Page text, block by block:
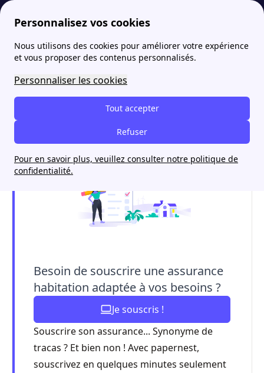
Personnalisez vos cookies
Nous utilisons des cookies pour améliorer votre expérience
et vous proposer des contenus personnalisés.
Personnaliser les cookies
Tout accepter
Refuser
Pour en savoir plus, veuillez consulter notre politique de
confidentialité.
papernest assurance-habitation Garanties assurance habitation : modalités, prime d'assurance, souscription et résiliation
Garanties assurance
habitation : modalités,
prime d'assurance,
souscription et résiliation
Besoin de souscrire une assurance
habitation adaptée à vos besoins ?
Je souscris !
Souscrire son assurance... Synonyme de
tracas ? Et bien non ! Avec papernest,
souscrivez en quelques minutes seulement